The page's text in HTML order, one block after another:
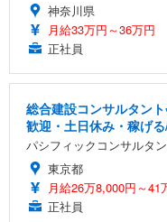
神奈川県
月給33万円～36万円
正社員
総合建設コンサルタン
歓迎・土日休み・稼げ
パシフィックコンサルタ
東京都
月給26万8,000円～41
正社員